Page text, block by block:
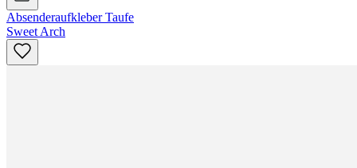
Absenderaufkleber Taufe
Sweet Arch